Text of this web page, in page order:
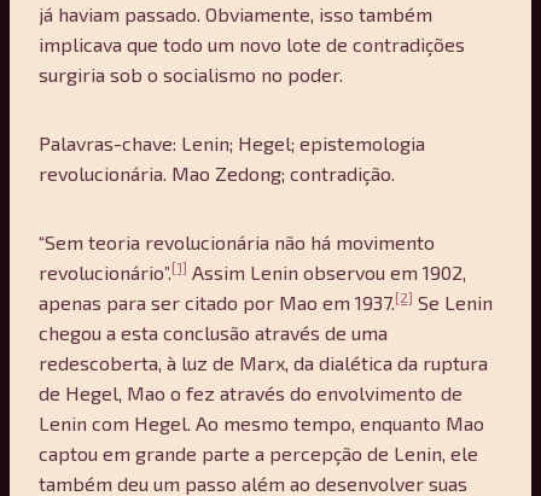
já haviam passado. Obviamente, isso também
implicava que todo um novo lote de contradições
surgiria sob o socialismo no poder.
Palavras-chave: Lenin; Hegel; epistemologia
revolucionária. Mao Zedong; contradição.
“Sem teoria revolucionária não há movimento
revolucionário”. [1] Assim Lenin observou em 1902,
apenas para ser citado por Mao em 1937. [2] Se Lenin
chegou a esta conclusão através de uma
redescoberta, à luz de Marx, da dialética da ruptura
de Hegel, Mao o fez através do envolvimento de
Lenin com Hegel. Ao mesmo tempo, enquanto Mao
captou em grande parte a percepção de Lenin, ele
também deu um passo além ao desenvolver suas